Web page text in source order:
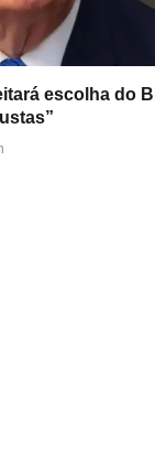
escolha do